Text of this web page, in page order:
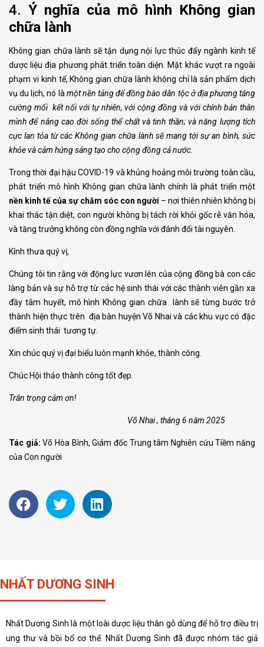
4. Ý nghĩa của mô hình Không gian
chữa lành
Không gian chữa lành sẽ tận dụng nội lực thúc đẩy ngành kinh tế
dược liệu địa phương phát triển toàn diện. Mặt khác vượt ra ngoài
phạm vi kinh tế, Không gian chữa lành không chỉ là sản phẩm dịch
vụ du lịch, nó là một nền tảng để đồngbào dân tộcởđịa phương tăng
cường mối kết nối với tự nhiên, với cộng đồng và với chính bản thân
mình để nâng cao đời sống thể chất và tinh thần; và năng lượng tích
cực lan tỏa từ các Không gian chữa lành sẽ mang tới sự an bình, sức
khỏe và cảm hứng sáng tạo cho cộng đồng cả nước.
Trong thời đại hậu COVID-19 và khủng hoảng môi trường toàn cầu,
phát triển mô hình Không gian chữa lành chính là phát triển một
nền kinh tế của sự chăm sóc con người – nơi thiên nhiên không bị
khai thác tận diệt, con người không bị tách rời khỏi gốc rễ văn hóa,
và tăng trưởng không còn đồng nghĩa với đánh đổi tài nguyên.
Kính thưa quý vị,
Chúng tôi tin rằng với động lực vươn lên của cộng đồng bà con các
làng bản và sự hỗ trợ từ các hệ sinh thái với các thành viên gần xa
đầy tâm huyết, mô hình Không gian chữa lành sẽ từng bước trở
thành hiện thực trên địa bàn huyện Võ Nhai và các khu vực có đặc
điểm sinh thái tương tự.
Xin chúc quý vị đại biểu luôn mạnh khỏe, thành công.
Chúc Hội thảo thành công tốt đẹp.
Trân trọng cảm ơn!
Võ Nhai , tháng 6 năm 2025
Tác giả:Võ Hòa Bình, Giám đốc Trung tâm Nghiên cứu Tiềm năng
của Con người
NHẤT DƯƠNG SINH
Nhất Dương Sinh là một loài dược liệu thân gỗ dùng để hỗ trợ điều trị
ung thư và bồi bổ cơ thể. Nhất Dương Sinh đã được nhóm tác giả